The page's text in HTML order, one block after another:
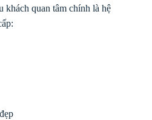
khách quan tâm chính là hệ